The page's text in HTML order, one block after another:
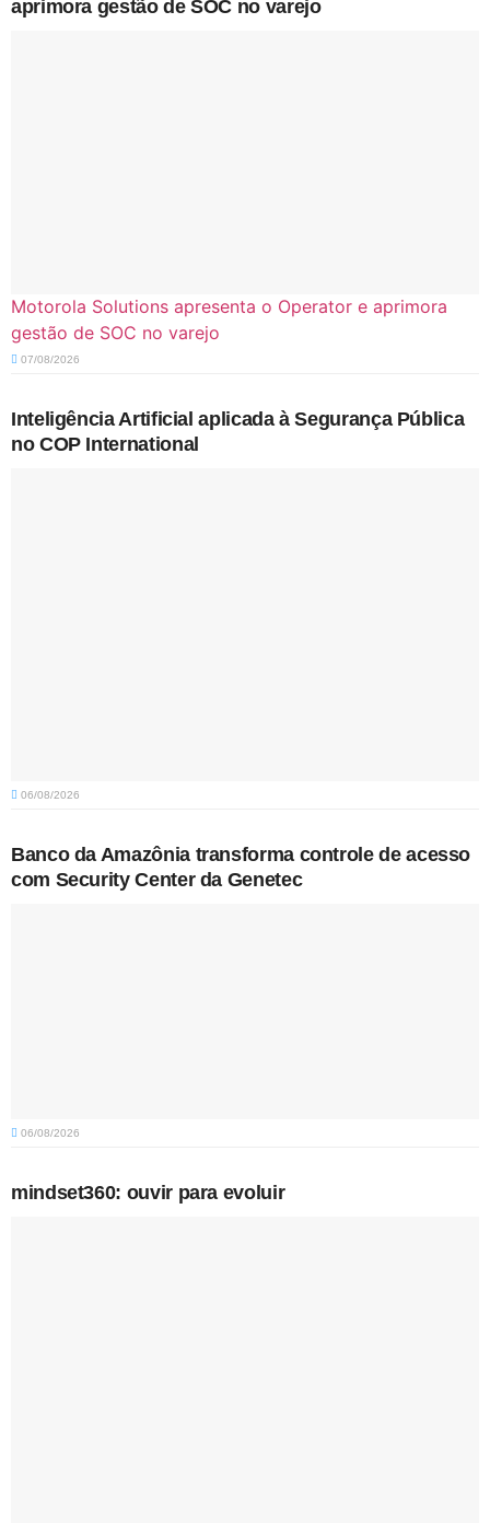
aprimora gestão de SOC no varejo
Motorola Solutions apresenta o Operator e aprimora
gestão de SOC no varejo
07/08/2026
Inteligência Artificial aplicada à Segurança Pública
no COP International
06/08/2026
Banco da Amazônia transforma controle de acesso
com Security Center da Genetec
06/08/2026
mindset360: ouvir para evoluir